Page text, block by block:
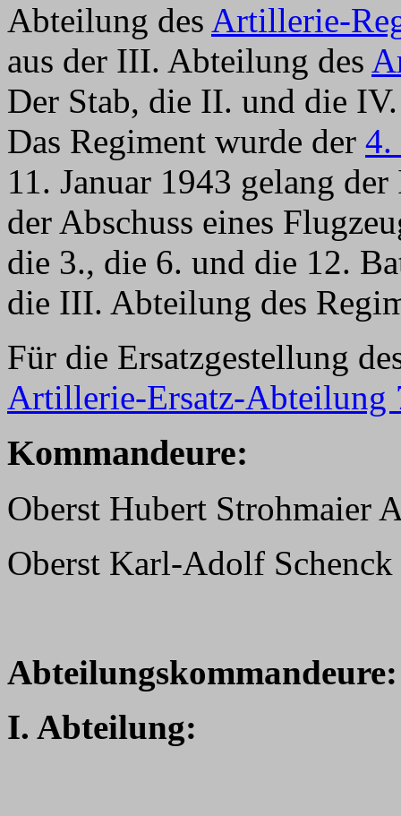
Abteilung des Artillerie-
aus der III. Abteilung des
Der Stab, die II. und die
Das Regiment wurde der 4.
11. Januar 1943 gelang
der Abschuss eines
die 3., die 6. und die 12.
die III. Abteilung des
Für die Ersatzgestellung
Artillerie-Ersatz-Abteilung
Kommandeure:
Oberst Hubert Strohmaier
Oberst Karl-Adolf
Abteilungskommandeure:
I. Abteilung: